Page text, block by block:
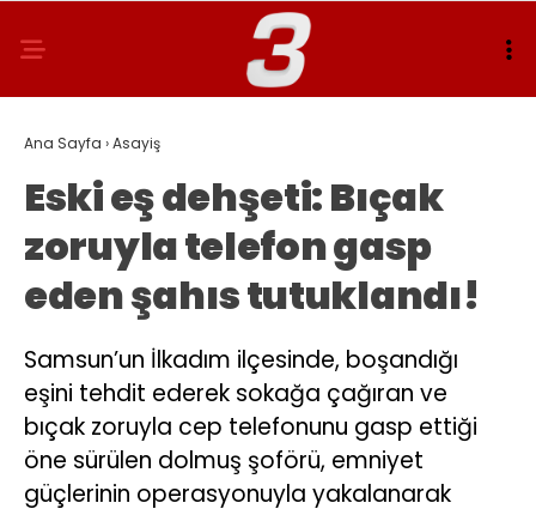
Ana Sayfa ›Asayiş
Eski eş dehşeti: Bıçak
zoruyla telefon gasp
eden şahıs tutuklandı!
Samsun’un İlkadım ilçesinde, boşandığı
eşini tehdit ederek sokağa çağıran ve
bıçak zoruyla cep telefonunu gasp ettiği
öne sürülen dolmuş şoförü, emniyet
güçlerinin operasyonuyla yakalanarak